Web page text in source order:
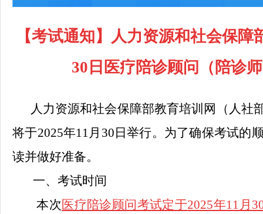
【考试通知】 人力资源和社会保障
30日 医疗陪诊顾问（陪诊
人力资源和社会保障部教育培训网（人社
将于2025年11月30日举行。为了确保考试的
读并做好准备。
一、考试时间
本次 医疗陪诊顾问考试定于2025年11月